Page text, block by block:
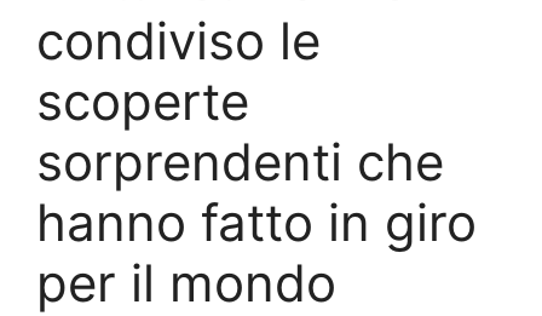
condiviso le
scoperte
sorprendenti che
hanno fatto in giro
per il mondo